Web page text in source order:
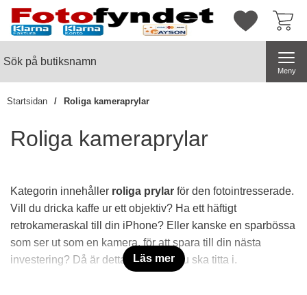
Startsidan för butiksnamn
Mina
Meny
Startsidan Roliga kameraprylar
Roliga kameraprylar
Läs mer
Kategorin innehåller roliga prylar för den fotointresserade.
Vill du dricka kaffe ur ett objektiv? Ha ett häftigt
retrokameraskal till din iPhone? Eller kanske en sparbössa
som ser ut som en kamera, för att spara till din nästa
investering? Då är detta kategorin du ska titta i.